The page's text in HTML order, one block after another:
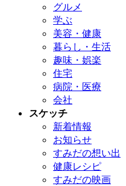
グルメ
学ぶ
美容・健康
暮らし・生活
趣味・娯楽
住宅
病院・医療
会社
スケッチ
新着情報
お知らせ
すみだの想い出
健康レシピ
すみだの映画